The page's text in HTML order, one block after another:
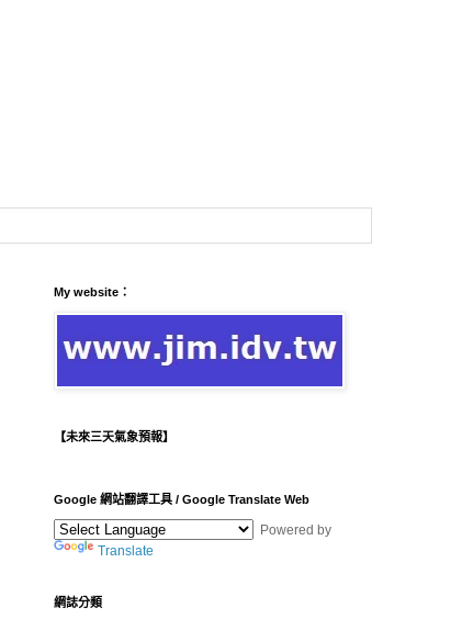
My website：
【未來三天氣象預報】
Google 網站翻譯工具 / Google Translate Web
Powered by
Translate
網誌分類